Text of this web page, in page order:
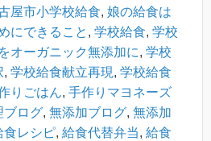
屋市小学校給食, 娘の給食は
にできること , 学校給食, 学校
オーガニック無添加に, 学校
, 学校給食献立再現, 学校給食
りごはん, 手作りマヨネーズ
ブログ, 無添加ブログ, 無添加
食レシピ, 給食代替弁当, 給食